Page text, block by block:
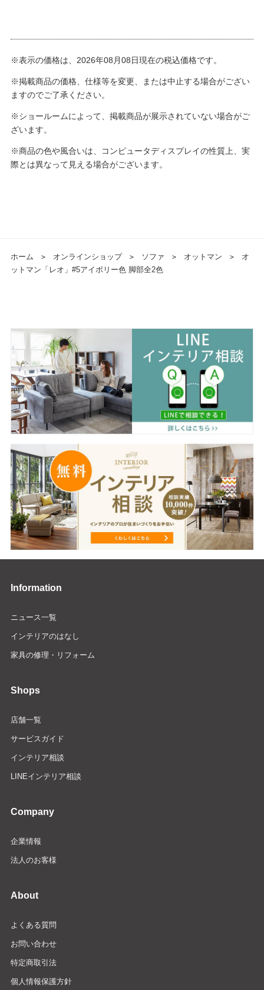
※表示の価格は、2026年08月08日現在の税込価格です。
※掲載商品の価格、仕様等を変更、または中止する場合がござい
ますのでご了承ください。
※ショールームによって、掲載商品が展示されていない場合がご
ざいます。
※商品の色や風合いは、コンピュータディスプレイの性質上、実
際とは異なって見える場合がございます。
ホーム ＞ オンラインショップ ＞ ソファ ＞ オットマン ＞
オ
ットマン「レオ」#5アイボリー色 脚部全2色
Information
ニュース一覧
インテリアのはなし
家具の修理・リフォーム
Shops
店舗一覧
サービスガイド
インテリア相談
LINEインテリア相談
Company
企業情報
法人のお客様
About
よくある質問
お問い合わせ
特定商取引法
個人情報保護方針